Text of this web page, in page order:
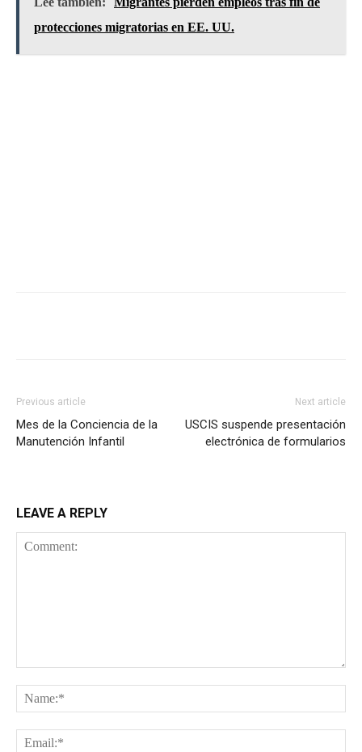
protecciones migratorias en EE. UU.
Previous article
Mes de la Conciencia de la
Manutención Infantil
Next article
USCIS suspende presentación
electrónica de formularios
LEAVE A REPLY